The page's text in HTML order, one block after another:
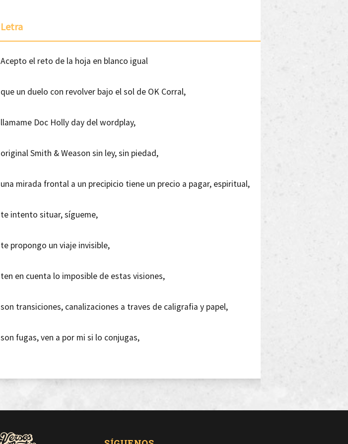
Letra
Acepto el reto de la hoja en blanco igual
que un duelo con revolver bajo el sol de OK Corral,
llamame Doc Holly day del wordplay,
original Smith & Weason sin ley, sin piedad,
una mirada frontal a un precipicio tiene un precio a pagar, espiritual,
te intento situar, sígueme,
te propongo un viaje invisible,
ten en cuenta lo imposible de estas visiones,
son transiciones, canalizaciones a traves de caligrafia y papel,
son fugas, ven a por mi si lo conjugas,
pero es obvio que hay quimio,